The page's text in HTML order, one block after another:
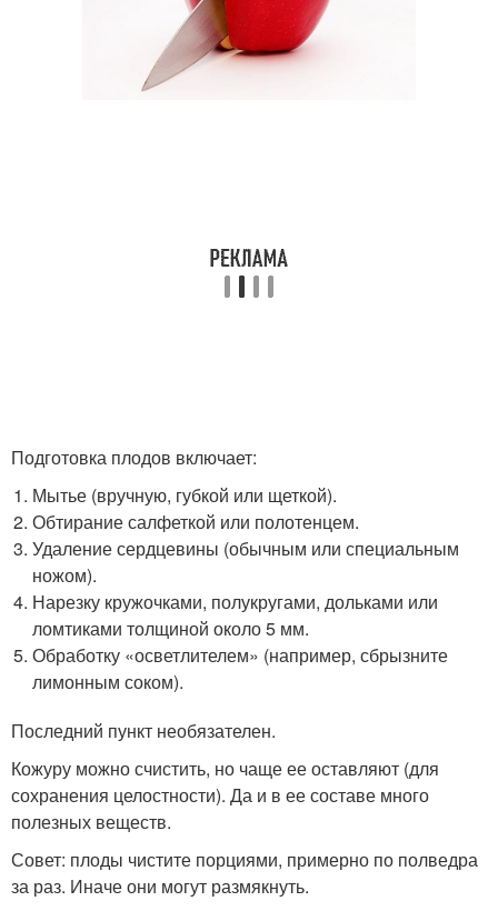
Подготовка плодов включает:
Мытье (вручную, губкой или щеткой).
Обтирание салфеткой или полотенцем.
Удаление сердцевины (обычным или специальным
ножом).
Нарезку кружочками, полукругами, дольками или
ломтиками толщиной около 5 мм.
Обработку «осветлителем» (например, сбрызните
лимонным соком).
Последний пункт необязателен.
Кожуру можно счистить, но чаще ее оставляют (для
сохранения целостности). Да и в ее составе много
полезных веществ.
Совет: плоды чистите порциями, примерно по полведра
за раз. Иначе они могут размякнуть.